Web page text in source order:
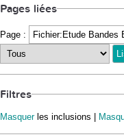
Pages liées
Page :
Filtres
Masquerles inclusions |